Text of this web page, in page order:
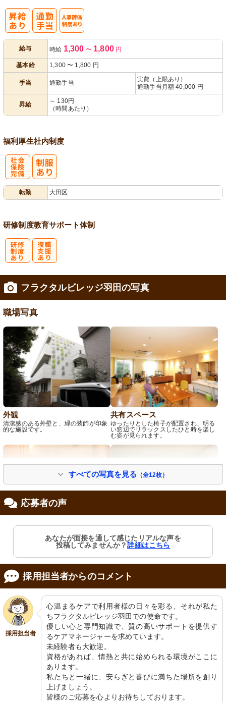
給与 時給 1,300 〜 1,800円
基本給 1,300 〜 1,800 円
手当 通勤手当
実費（上限あり）
通勤手当月額 40,000 円
昇給
～ 130円
（時間あたり）
福利厚生社内制度
転勤 大田区
研修制度教育サポート体制
フラクタルビレッジ羽田の写真
職場写真
外観
清潔感のある外壁と、緑の装飾が印象
的な施設です。
共有スペース
ゆったりとした椅子が配置され、明る
い窓辺でリラックスしたひと時を楽し
む姿が見られます。
手すり付きトイレで安全に配慮。清潔
感があり、快適です。
玄関
清潔感のあふれる入口には緑の植物が
あり、訪れる方を温かく迎えていま
エレベーター
明るく清潔感のある廊下には、観葉植
物が安らぎを提供しています。
緑豊かな植栽が並び、明るく落ち着い
すべての写真を見る （全12枚）
応募者の声
あなたが面接を通して感じたリアルな声を
投稿してみませんか？詳細はこちら
採用担当者からのコメント
採用担当者
心温まるケアで利用者様の日々を彩る、それが私た
ちフラクタルビレッジ羽田での使命です。
優しい心と専門知識で、質の高いサポートを提供す
るケアマネージャーを求めています。
未経験者も大歓迎。
資格があれば、情熱と共に始められる環境がここに
あります。
私たちと一緒に、安らぎと喜びに満ちた場所を創り
上げましょう。
皆様のご応募を心よりお待ちしております。